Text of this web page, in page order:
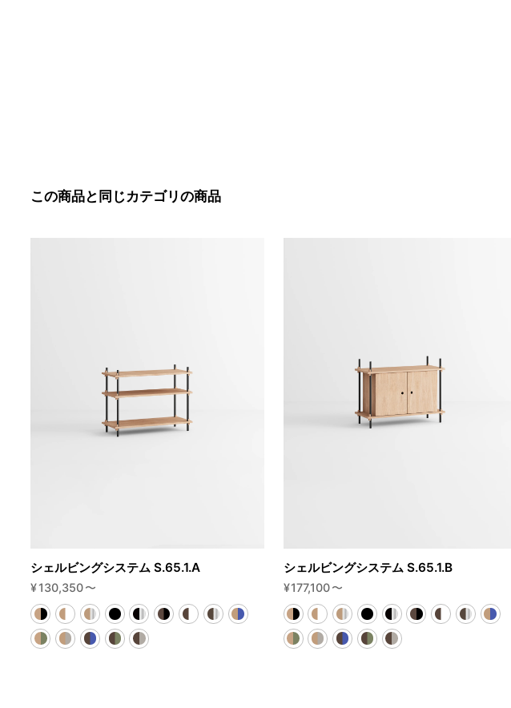
この商品と同じカテゴリの商品
シェルビングシステム S.65.1.A
¥130,350〜
シェルビングシステム S.65.1.B
¥177,100〜